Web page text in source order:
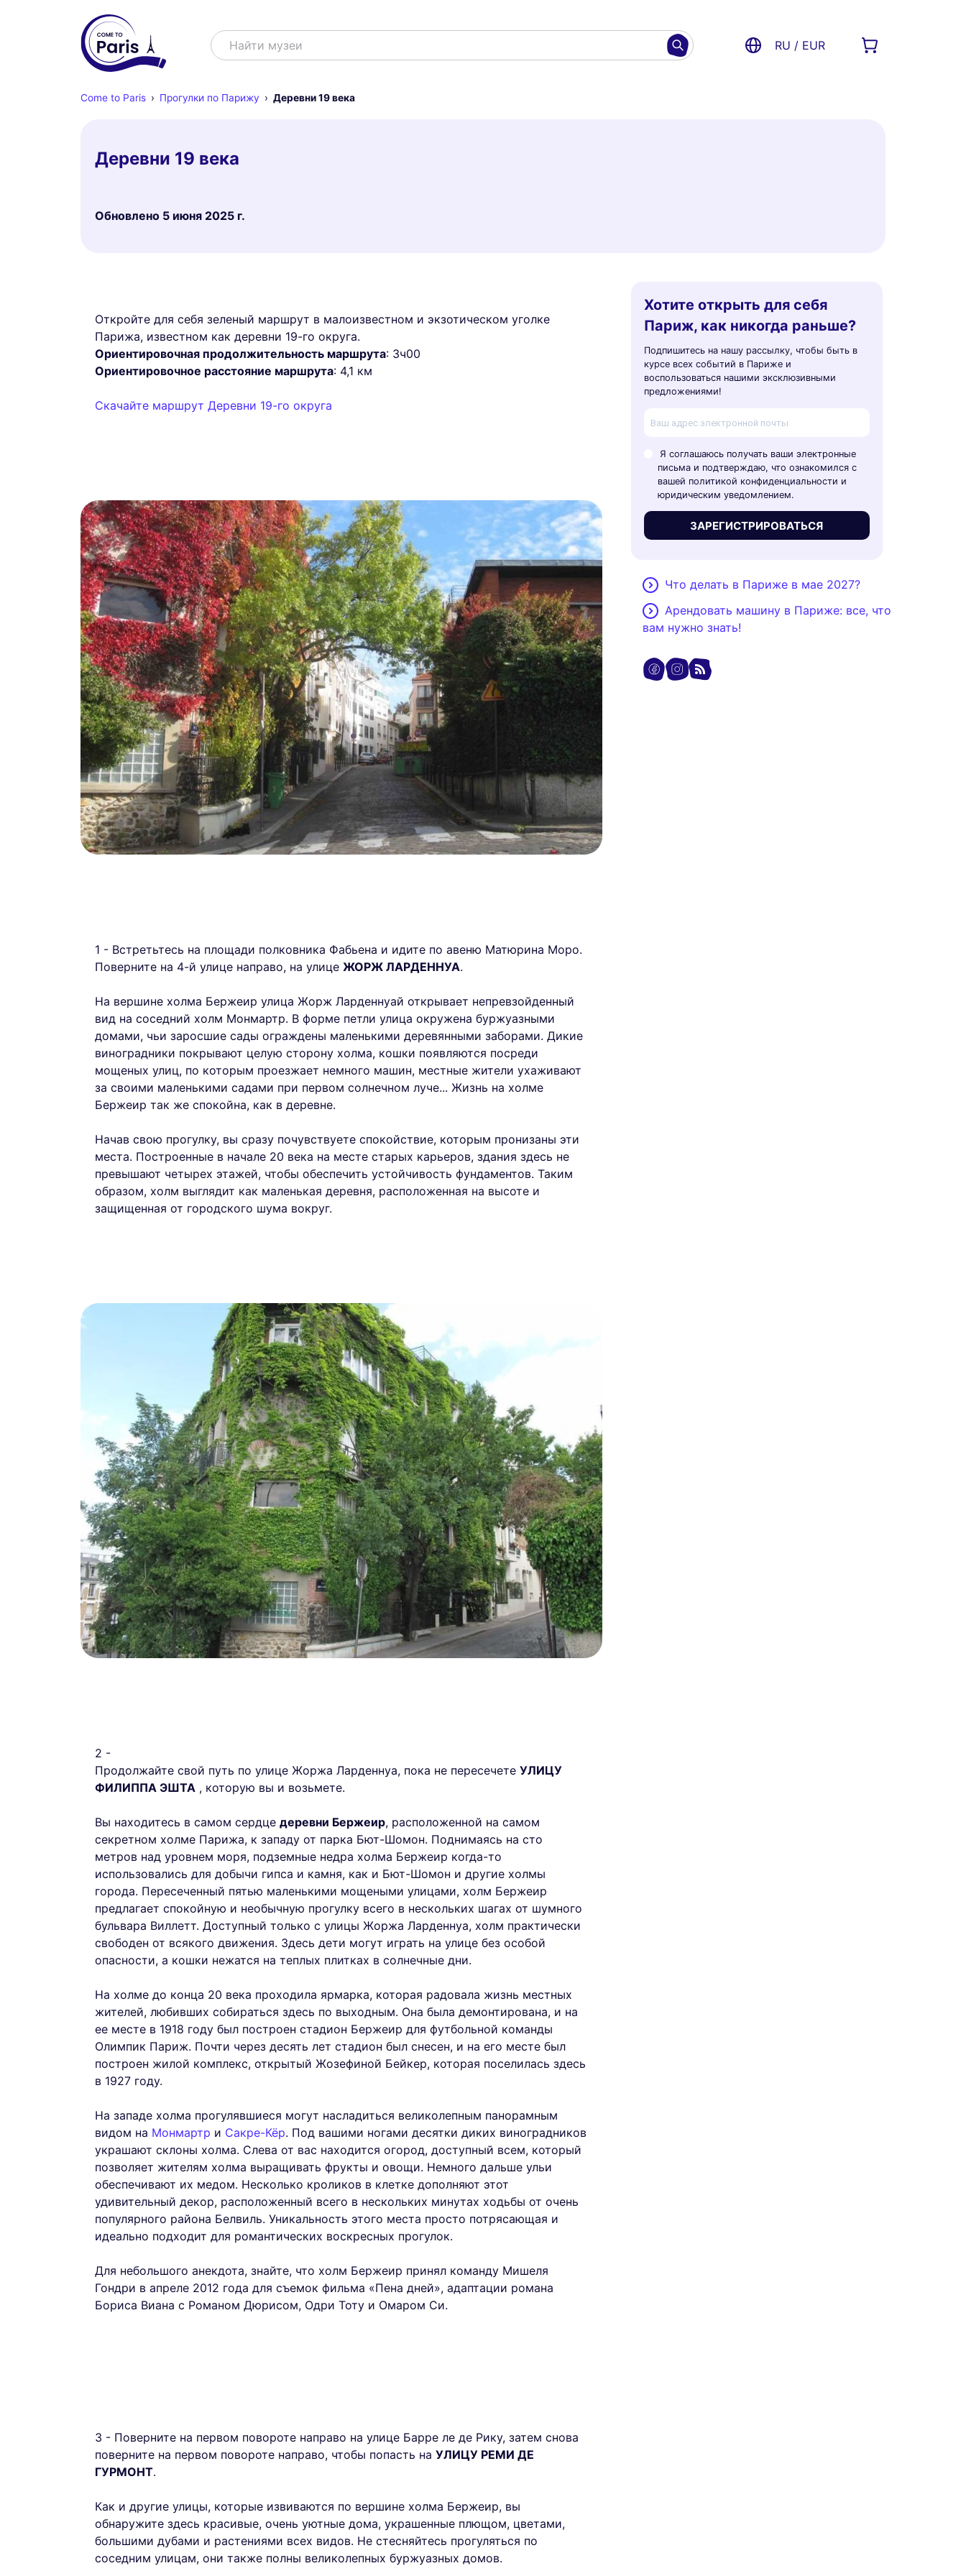
ПоискНайти музеи RU / EUR
Come to Paris Прогулки по Парижу Деревни 19 века
Деревни 19 века
Обновлено 5 июня 2025 г.
Откройте для себя зеленый маршрут в малоизвестном и экзотическом уголке
Парижа, известном как деревни 19-го округа.
Ориентировочная продолжительность маршрута: 3ч00
Ориентировочное расстояние маршрута: 4,1 км
Скачайте маршрут Деревни 19-го округа
1 - Встретьтесь на площади полковника Фабьена и идите по авеню Матюрина Моро.
Поверните на 4-й улице направо, на улице ЖОРЖ ЛАРДЕННУА.
На вершине холма Бержеир улица Жорж Ларденнуай открывает непревзойденный
вид на соседний холм Монмартр. В форме петли улица окружена буржуазными
домами, чьи заросшие сады ограждены маленькими деревянными заборами. Дикие
виноградники покрывают целую сторону холма, кошки появляются посреди
мощеных улиц, по которым проезжает немного машин, местные жители ухаживают
за своими маленькими садами при первом солнечном луче... Жизнь на холме
Бержеир так же спокойна, как в деревне.
Начав свою прогулку, вы сразу почувствуете спокойствие, которым пронизаны эти
места. Построенные в начале 20 века на месте старых карьеров, здания здесь не
превышают четырех этажей, чтобы обеспечить устойчивость фундаментов. Таким
образом, холм выглядит как маленькая деревня, расположенная на высоте и
защищенная от городского шума вокруг.
2 -
Продолжайте свой путь по улице Жоржа Ларденнуа, пока не пересечете УЛИЦУ
ФИЛИППА ЭШТА , которую вы и возьмете.
Вы находитесь в самом сердце деревни Бержеир, расположенной на самом
секретном холме Парижа, к западу от парка Бют-Шомон. Поднимаясь на сто
метров над уровнем моря, подземные недра холма Бержеир когда-то
использовались для добычи гипса и камня, как и Бют-Шомон и другие холмы
города. Пересеченный пятью маленькими мощеными улицами, холм Бержеир
предлагает спокойную и необычную прогулку всего в нескольких шагах от шумного
бульвара Виллетт. Доступный только с улицы Жоржа Ларденнуа, холм практически
свободен от всякого движения. Здесь дети могут играть на улице без особой
опасности, а кошки нежатся на теплых плитках в солнечные дни.
На холме до конца 20 века проходила ярмарка, которая радовала жизнь местных
жителей, любивших собираться здесь по выходным. Она была демонтирована, и на
ее месте в 1918 году был построен стадион Бержеир для футбольной команды
Олимпик Париж. Почти через десять лет стадион был снесен, и на его месте был
построен жилой комплекс, открытый Жозефиной Бейкер, которая поселилась здесь
в 1927 году.
На западе холма прогулявшиеся могут насладиться великолепным панорамным
видом на Монмартр и Сакре-Кёр. Под вашими ногами десятки диких виноградников
украшают склоны холма. Слева от вас находится огород, доступный всем, который
позволяет жителям холма выращивать фрукты и овощи. Немного дальше ульи
обеспечивают их медом. Несколько кроликов в клетке дополняют этот
удивительный декор, расположенный всего в нескольких минутах ходьбы от очень
популярного района Белвиль. Уникальность этого места просто потрясающая и
идеально подходит для романтических воскресных прогулок.
Для небольшого анекдота, знайте, что холм Бержеир принял команду Мишеля
Гондри в апреле 2012 года для съемок фильма «Пена дней», адаптации романа
Бориса Виана с Романом Дюрисом, Одри Тоту и Омаром Си.
3 - Поверните на первом повороте направо на улице Барре ле де Рику, затем снова
поверните на первом повороте направо, чтобы попасть на УЛИЦУ РЕМИ ДЕ
ГУРМОНТ.
Как и другие улицы, которые извиваются по вершине холма Бержеир, вы
обнаружите здесь красивые, очень уютные дома, украшенные плющом, цветами,
большими дубами и растениями всех видов. Не стесняйтесь прогуляться по
соседним улицам, они также полны великолепных буржуазных домов.
Хотите открыть для себя
Париж, как никогда раньше?
Подпишитесь на нашу рассылку, чтобы быть в
курсе всех событий в Париже и
воспользоваться нашими эксклюзивными
предложениями!
Я соглашаюсь получать ваши электронные
письма и подтверждаю, что ознакомился с
вашей политикой конфиденциальности и
юридическим уведомлением.
ЗАРЕГИСТРИРОВАТЬСЯ
Что делать в Париже в мае 2027?
Арендовать машину в Париже: все, что
вам нужно знать!